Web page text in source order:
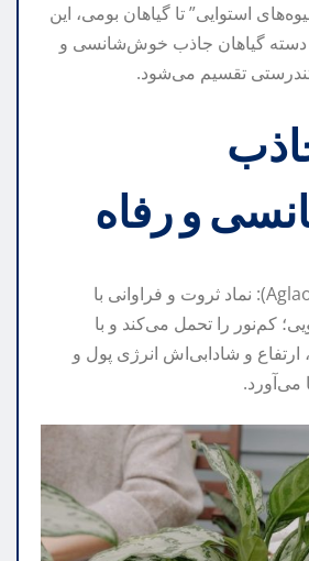
استوایی” تا گیاهان بومی، این
به دو دسته گیاهان جاذب خوش‌شانسی و
تندرستی تقسیم می‌شود.
و رفاه
آگلونما (Aglaonema): نماد ثروت و فراوانی با
کم‌نور را تحمل می‌کند و با
و شادابی‌اش انرژی پول و
می‌آورد.